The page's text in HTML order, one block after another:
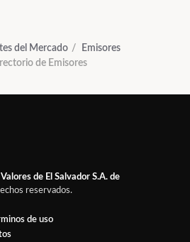
del Mercado
Emisores
de Emisores
de El Salvador S.A. de
reservados.
de uso